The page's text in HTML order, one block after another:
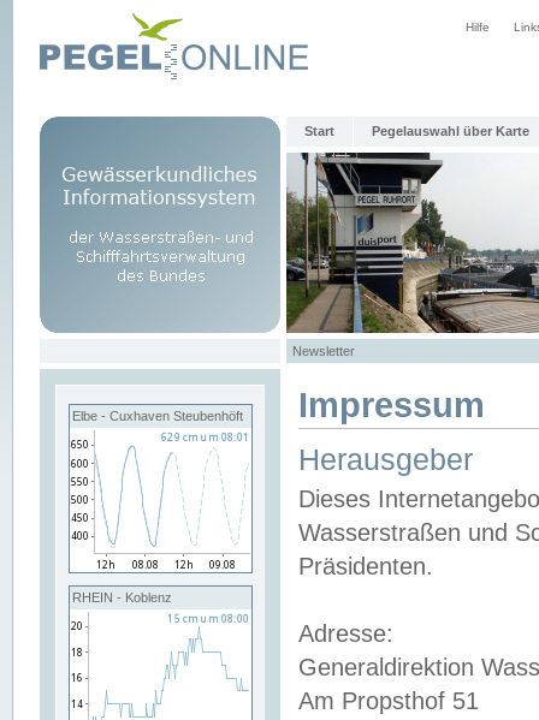
Hilfe
Start Pegelauswahl über Karte
Newsletter
Elbe - Cuxhaven Steubenhöft
RHEIN - Koblenz
Impressum
Herausgeber
Dieses
Wasserstraßen und
Präsidenten.
Adresse:
Generaldirektion
Am Propsthof 51